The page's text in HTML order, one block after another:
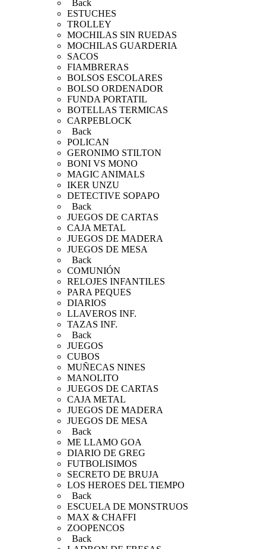
Back
ESTUCHES
TROLLEY
MOCHILAS SIN RUEDAS
MOCHILAS GUARDERIA
SACOS
FIAMBRERAS
BOLSOS ESCOLARES
BOLSO ORDENADOR
FUNDA PORTATIL
BOTELLAS TERMICAS
CARPEBLOCK
Back
POLICAN
GERONIMO STILTON
BONI VS MONO
MAGIC ANIMALS
IKER UNZU
DETECTIVE SOPAPO
Back
JUEGOS DE CARTAS
CAJA METAL
JUEGOS DE MADERA
JUEGOS DE MESA
Back
COMUNIÓN
RELOJES INFANTILES
PARA PEQUES
DIARIOS
LLAVEROS INF.
TAZAS INF.
Back
JUEGOS
CUBOS
MUÑECAS NINES
MANOLITO
JUEGOS DE CARTAS
CAJA METAL
JUEGOS DE MADERA
JUEGOS DE MESA
Back
ME LLAMO GOA
DIARIO DE GREG
FUTBOLISIMOS
SECRETO DE BRUJA
LOS HEROES DEL TIEMPO
Back
ESCUELA DE MONSTRUOS
MAX & CHAFFI
ZOOPENCOS
Back